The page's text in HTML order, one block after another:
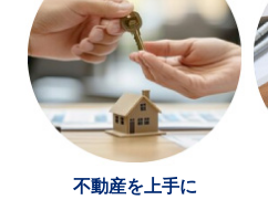
不動産を上手に